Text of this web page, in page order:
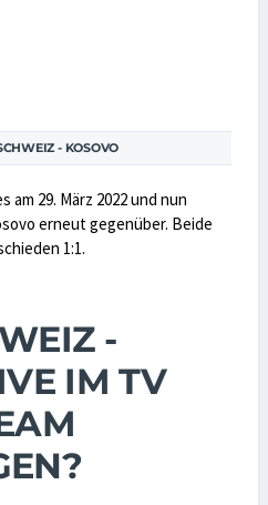
- KOSOVO
29. März 2022 und nun
erneut gegenüber. Beide
1:1.
-
IM TV